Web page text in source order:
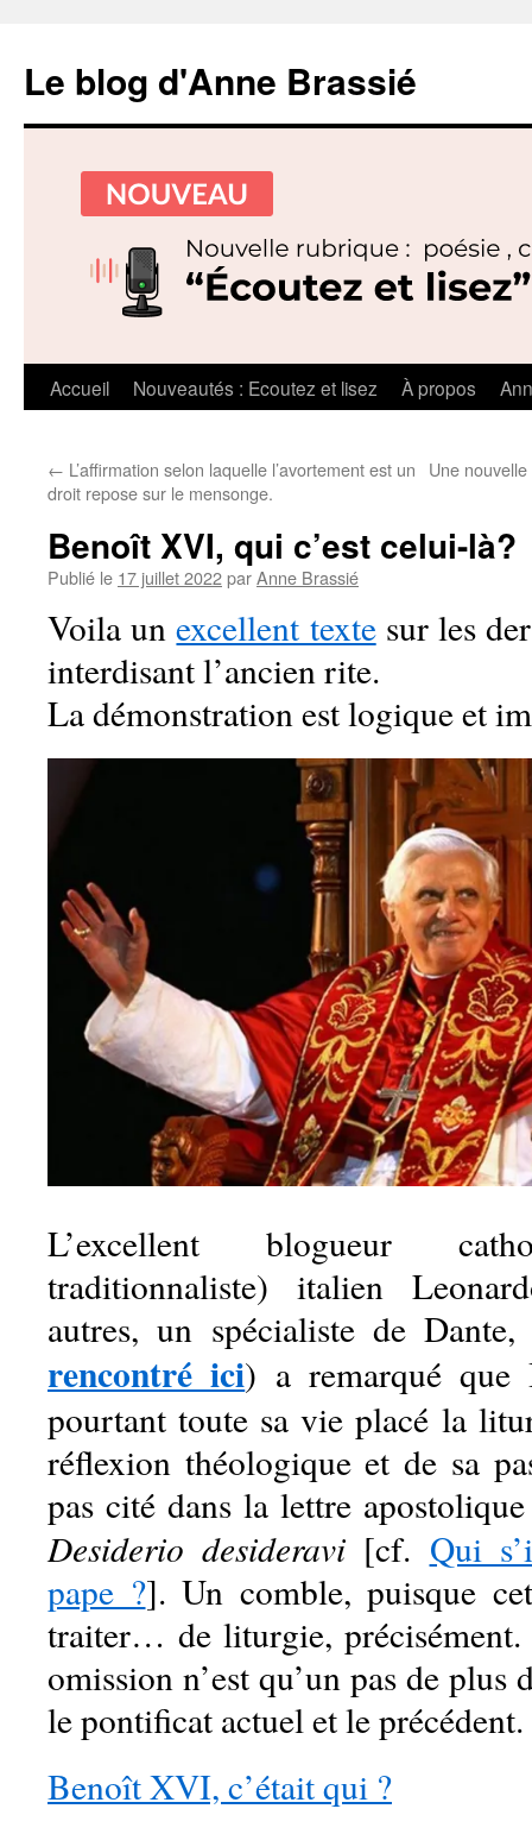
Le blog d'Anne Brassié
Aller
contenu
Accueil Nouveautés : Ecoutez et lisez À propos
← L’affirmation selon laquelle l’avortement est un
droit repose sur le mensonge.
Une
Benoît XVI, qui c’est celui-là?
Publié le 17 juillet 2022parAnne Brassié
Voila unexcellent textesur les
interdisant l’ancien rite.
La démonstration est logique et
L’excellent blogueur
traditionnaliste) italien
autres, un spécialiste de
rencontré ici) a remarqué
pourtant toute sa vie placé la
réflexion théologique et de sa
pas cité dans la lettre
Desiderio desideravi [cf. Qui
pape ?]. Un comble, puisque
traiter… de liturgie, précisément.
omission n’est qu’un pas de plus
le pontificat actuel et le précédent.
Benoît XVI, c’était qui ?